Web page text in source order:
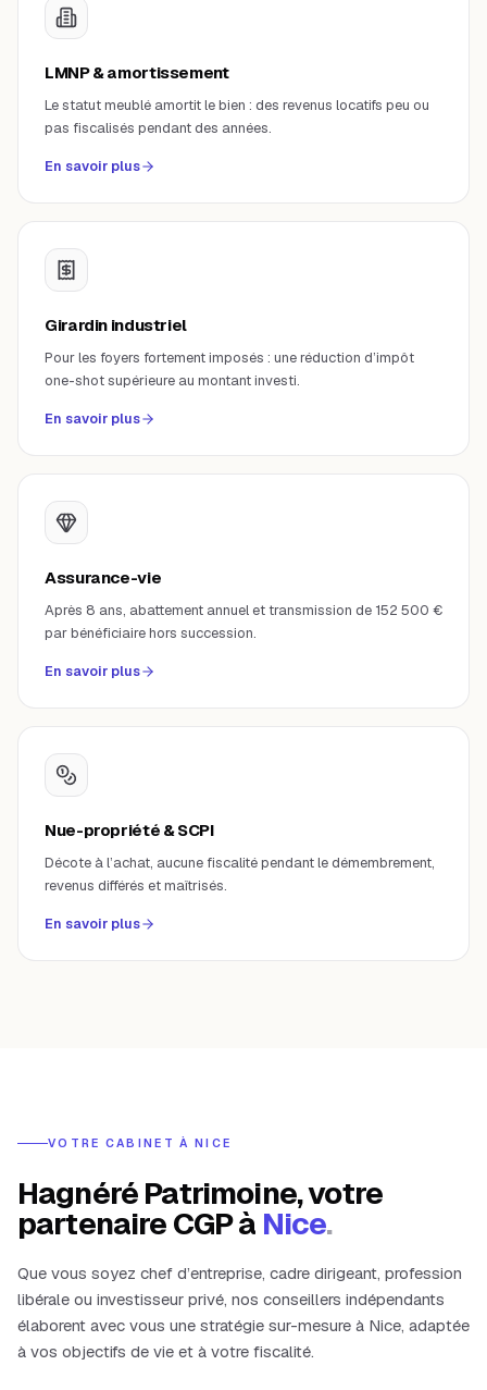
LMNP & amortissement
Le statut meublé amortit le bien : des revenus locatifs peu ou
pas fiscalisés pendant des années.
En savoir plus
Girardin industriel
Pour les foyers fortement imposés : une réduction d’impôt
one-shot supérieure au montant investi.
En savoir plus
Assurance-vie
Après 8 ans, abattement annuel et transmission de 152 500 €
par bénéficiaire hors succession.
En savoir plus
Nue-propriété & SCPI
Décote à l’achat, aucune fiscalité pendant le démembrement,
revenus différés et maîtrisés.
En savoir plus
VOTRE CABINET À NICE
Hagnéré Patrimoine, votre
partenaire CGP à Nice.
Que vous soyez chef d’entreprise, cadre dirigeant, profession
libérale ou investisseur privé, nos conseillers indépendants
élaborent avec vous une stratégie sur-mesure à Nice, adaptée
à vos objectifs de vie et à votre fiscalité.